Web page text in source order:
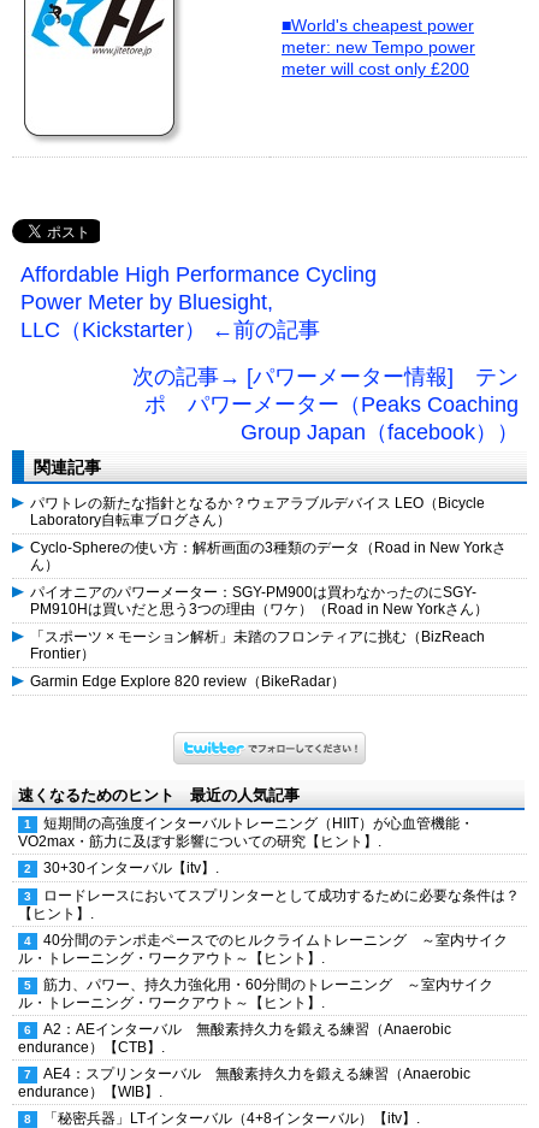
■World's cheapest power
meter: new Tempo power
meter will cost only £200
Affordable High Performance Cycling
Power Meter by Bluesight,
LLC（Kickstarter） ←前の記事
次の記事→ [パワーメーター情報] テン
ポ パワーメーター（Peaks Coaching
Group Japan（facebook））
関連記事
パワトレの新たな指針となるか？ウェアラブルデバイス LEO（Bicycle
Laboratory自転車ブログさん）
Cyclo-Sphereの使い方：解析画面の3種類のデータ（Road in New Yorkさ
ん）
パイオニアのパワーメーター：SGY-PM900は買わなかったのにSGY-
PM910Hは買いだと思う3つの理由（ワケ）（Road in New Yorkさん）
「スポーツ × モーション解析」未踏のフロンティアに挑む（BizReach
Frontier）
Garmin Edge Explore 820 review（BikeRadar）
速くなるためのヒント 最近の人気記事
短期間の高強度インターバルトレーニング（HIIT）が心血管機能・
VO2max・筋力に及ぼす影響についての研究【ヒント】.
30+30インターバル【itv】.
ロードレースにおいてスプリンターとして成功するために必要な条件は？
【ヒント】.
40分間のテンポ走ペースでのヒルクライムトレーニング ～室内サイク
ル・トレーニング・ワークアウト～【ヒント】.
筋力、パワー、持久力強化用・60分間のトレーニング ～室内サイク
ル・トレーニング・ワークアウト～【ヒント】.
A2：AEインターバル 無酸素持久力を鍛える練習（Anaerobic
endurance）【CTB】.
AE4：スプリンターバル 無酸素持久力を鍛える練習（Anaerobic
endurance）【WIB】.
「秘密兵器」LTインターバル（4+8インターバル）【itv】.